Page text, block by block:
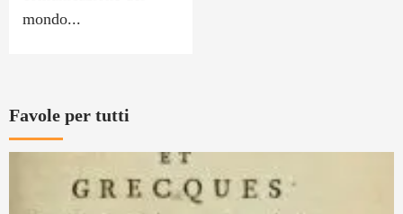
mondo...
Favole per tutti